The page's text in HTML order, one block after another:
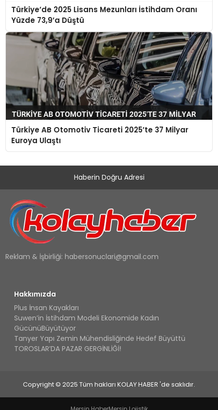
Türkiye’de 2025 Lisans Mezunları İstihdam Oranı
Yüzde 73,9’a Düştü
Türkiye AB Otomotiv Ticareti 2025’te 37 Milyar
Euroya Ulaştı
Haberin Doğru Adresi
Reklam & İşbirliği: habersonuclari@gmail.com
Hakkımızda
Plus İnsan Kayakları
Suwen’in İstihdam Modeli Ekonomide Kadın
GücünüBüyütüyor
Tanyer Yapı Zemin Mühendisliğinde Hedef Büyüttü
TOROSLAR’DA PAZAR GERGİNLİĞİ!
Copyright © 2025 Tüm hakları KOLAY HABER 'de saklıdır.